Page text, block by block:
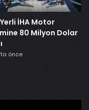
İHA Motor
80 Milyon Dolar
önce